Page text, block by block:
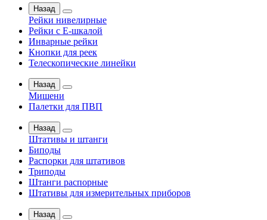
Назад
Рейки нивелирные
Рейки с Е-шкалой
Инварные рейки
Кнопки для реек
Телескопические линейки
Назад
Мишени
Палетки для ПВП
Назад
Штативы и штанги
Биподы
Распорки для штативов
Триподы
Штанги распорные
Штативы для измерительных приборов
Назад